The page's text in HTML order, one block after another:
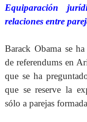
Equiparación
relaciones entre
Barack Obama se
de referendums en
que se ha
que se reserve la
sólo a parejas